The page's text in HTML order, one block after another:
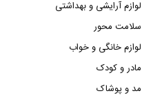
لوازم آرایشی و بهداشتی
سلامت محور
لوازم خانگی و خواب
مادر و کودک
مد و پوشاک